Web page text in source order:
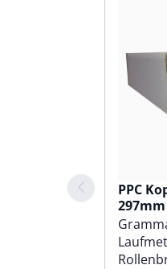
PPC